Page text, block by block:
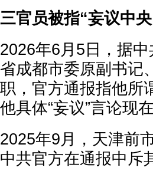
三官员被指“妄议中
2026年6月5日，据
省成都市委原副书记
职，官方通报指他所
他具体“妄议”言论现
2025年9月，天津前
中共官方在通报中斥